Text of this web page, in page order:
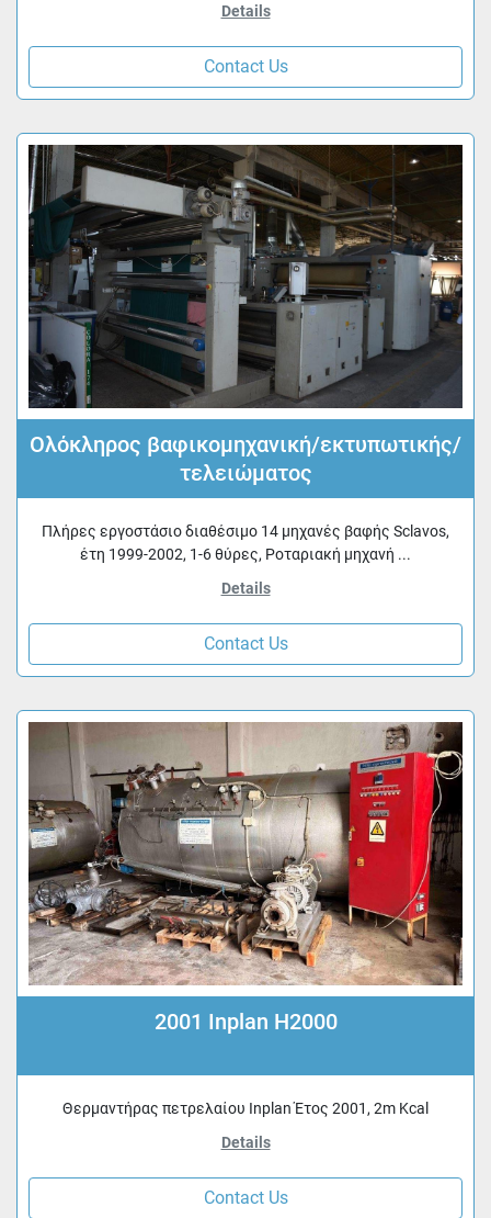
Details
Contact Us
Ολόκληρος βαφικομηχανική/εκτυπωτικής/
τελειώματος
Πλήρες εργοστάσιο διαθέσιμο 14 μηχανές βαφής Sclavos,
έτη 1999-2002, 1-6 θύρες, Ροταριακή μηχανή ...
Details
Contact Us
2001 Inplan H2000
Θερμαντήρας πετρελαίου Inplan Έτος 2001, 2m Kcal
Details
Contact Us